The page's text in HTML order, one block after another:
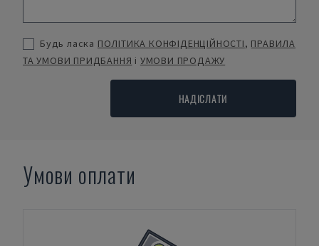
Будь ласка ПОЛІТИКА КОНФІДЕНЦІЙНОСТІ, ПРАВИЛА
ТА УМОВИ ПРИДБАННЯ і УМОВИ ПРОДАЖУ
НАДІСЛАТИ
Умови оплати